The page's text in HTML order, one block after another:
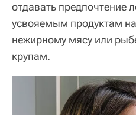
отдавать предпочтение
усвояемым продуктам
нежирному мясу или
крупам.